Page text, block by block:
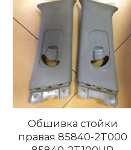
Обшивка стойки
правая 85840-2T000